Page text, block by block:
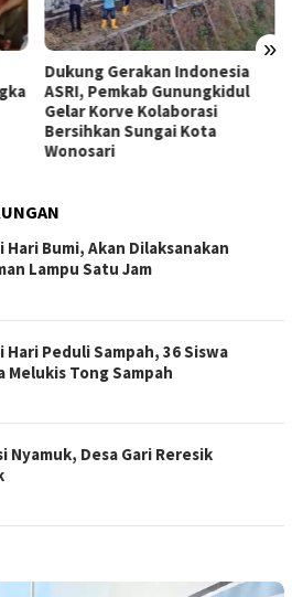
»
Pemkab Gunungkidul Dorong
Tol Tembus Nglanggeran,
Bahas Akses Jalan hingga
Potensi Pariwisata
Bumi, Akan Dilaksanakan
Lampu Satu Jam
Peduli Sampah, 36 Siswa
Melukis Tong Sampah
Nyamuk, Desa Gari Reresik